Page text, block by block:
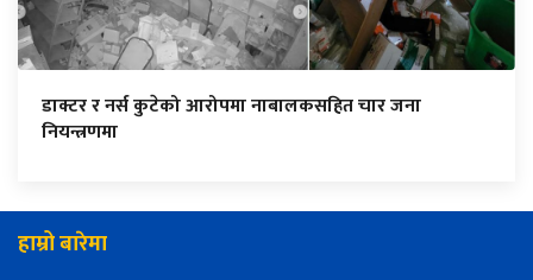
डाक्टर र नर्स कुटेको आरोपमा नाबालकसहित चार जना
नियन्त्रणमा
हाम्रो बारेमा